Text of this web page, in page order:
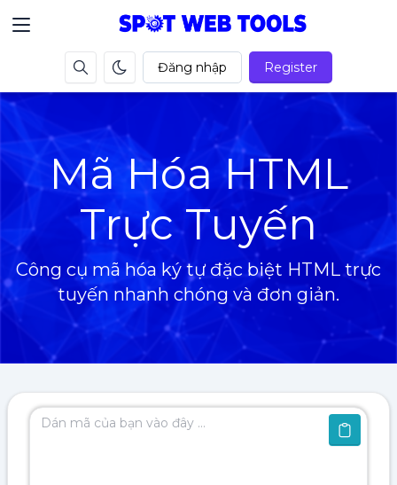
Đăng nhập Register
Mã Hóa HTML
Trực Tuyến
Công cụ mã hóa ký tự đặc biệt HTML trực
tuyến nhanh chóng và đơn giản.